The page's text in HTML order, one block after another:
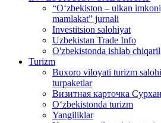
“Oʻzbekiston – ulkan
mamlakat” jurnali
Investitsion salohiyat
Uzbekistan Trade Info
O'zbekistonda ishlab
Turizm
Buxoro viloyati turizm
turpaketlar
Визитная карточка
Oʻzbekistonda turizm
Yangiliklar